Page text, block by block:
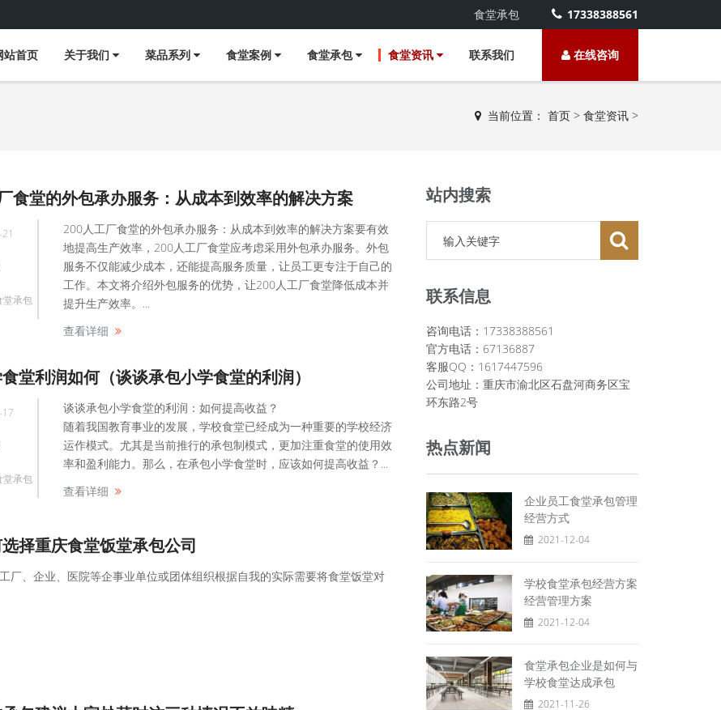
食堂承包 17338388561
在线咨询
站首页 关于我们 菜品系列 食堂案例 食堂承包 食堂资讯 联系我们
当前位置： 首页 > 食堂资讯 >
食堂的外包承办服务：从成本到效率的解决方案
堂承包
200人工厂食堂的外包承办服务：从成本到效率的解决方案要有效
地提高生产效率，200人工厂食堂应考虑采用外包承办服务。外包
服务不仅能减少成本，还能提高服务质量，让员工更专注于自己的
工作。本文将介绍外包服务的优势，让200人工厂食堂降低成本并
提升生产效率。...
查看详细
堂利润如何（谈谈承包小学食堂的利润）
堂承包
谈谈承包小学食堂的利润：如何提高收益？
随着我国教育事业的发展，学校食堂已经成为一种重要的学校经济
运作模式。尤其是当前推行的承包制模式，更加注重食堂的使用效
率和盈利能力。那么，在承包小学食堂时，应该如何提高收益？...
查看详细
择重庆食堂饭堂承包公司
厂、企业、医院等企事业单位或团体组织根据自我的实际需要将食堂饭堂对
站内搜索
联系信息
咨询电话：17338388561
官方电话：67136887
客服QQ：1617447596
公司地址：重庆市渝北区石盘河商务区宝
环东路2号
热点新闻
企业员工食堂承包管理
经营方式
2021-12-04
学校食堂承包经营方案
经营管理方案
2021-12-04
食堂承包企业是如何与
学校食堂达成承包
2021-11-26